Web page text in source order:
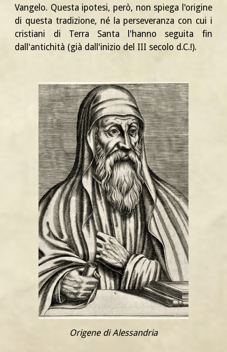
Vangelo. Questa ipotesi, però, non spiega l'origine
di questa tradizione, né la perseveranza con cui i
cristiani di Terra Santa l'hanno seguita fin
dall'antichità (già dall'inizio del III secolo d.C.!).
Origene di Alessandria